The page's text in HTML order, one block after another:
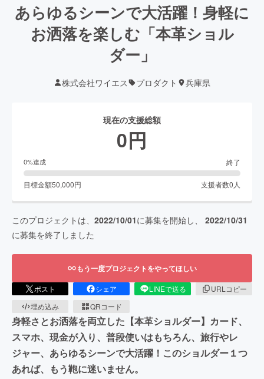
あらゆるシーンで大活躍！身軽に
お洒落を楽しむ「本革ショル
ダー」
株式会社ワイエス プロダクト 兵庫県
現在の支援総額
0円
0%達成 終了
目標金額50,000円 支援者数0 人
このプロジェクトは、 2022/10/01に募集を開始し、 2022/10/31
に募集を終了しました
もう一度プロジェクトをやってほしい
ポスト シェア LINEで送る
URLコピー
埋め込み
QRコード
身軽さとお洒落を両立した【本革ショルダー】カード、
スマホ、現金が入り、普段使いはもちろん、旅行やレ
ジャー、あらゆるシーンで大活躍！このショルダー１つ
あれば、もう鞄に迷いません。